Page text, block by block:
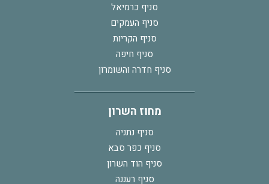
סניף כרמיאל
סניף העמקים
סניף הקריות
סניף חיפה
סניף חדרה והשומרון
מחוז השרון
סניף נתניה
סניף כפר סבא
סניף הוד השרון
סניף רעננה